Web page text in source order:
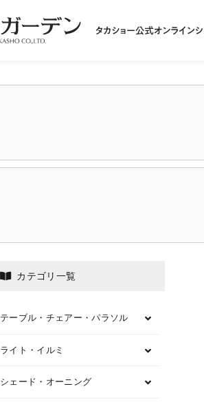
カテゴリ一覧
テーブル・チェアー・パラソル
ライト・イルミ
シェード・オーニング